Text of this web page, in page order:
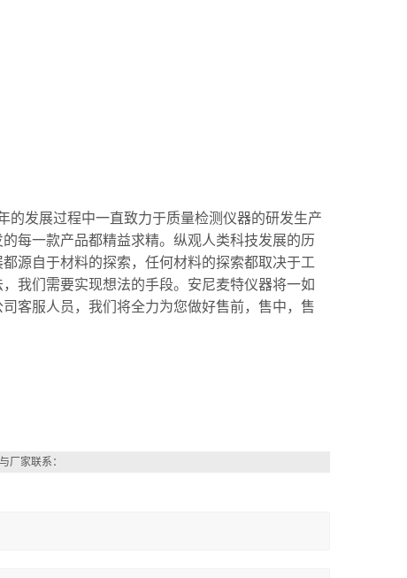
的发展过程中一直致力于质量检测仪器的研发生产
每一款产品都精益求精。 纵观人类科技发展的历
源自于材料的探索，任何材料的探索都取决于工
我们需要实现想法的手段。安尼麦特仪器将一如
司客服人员，我们将全力为您做好售前，售中，售
厂家联系：